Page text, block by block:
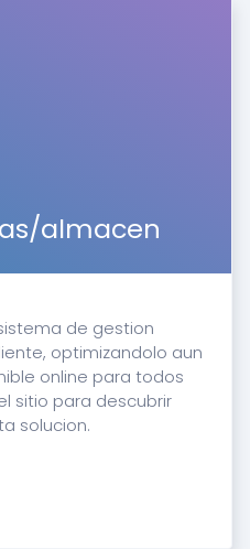
almacen
de gestion
optimizandolo aun
online para todos
sitio para descubrir
solucion.